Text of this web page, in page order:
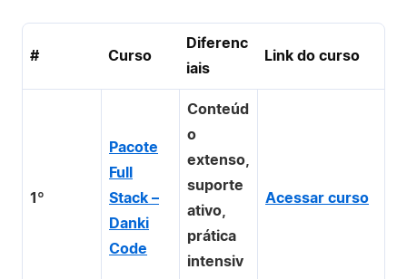
# Curso
Diferenc
iais
Link do curso
1º
Pacote
Full
Stack –
Danki
Code
Conteúd
o
extenso,
suporte
ativo,
prática
intensiv
Acessar curso